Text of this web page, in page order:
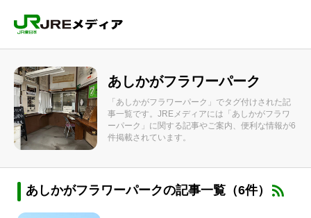
あしかがフラワーパーク
「あしかがフラワーパーク」でタグ付けされた記
事一覧です。JREメディアには「あしかがフラワ
ーパーク」に関する記事やご案内、便利な情報が6
件掲載されています。
あしかがフラワーパークの記事一覧（6件）